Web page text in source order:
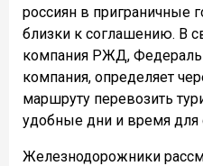
россиян в приграничные
близки к соглашению. В
компания РЖД,
компания, определяет
маршруту перевозить
удобные дни и время для
Железнодорожники